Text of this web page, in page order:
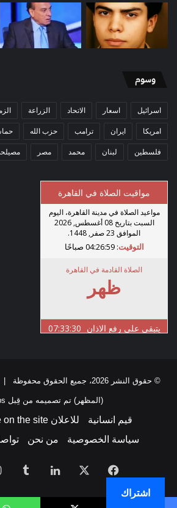
وسوم
اسرائيل اسعار الاتحاد الزراعة
امريكا ايران ترامب حزب الله
فلسطين لبنان محمد مصر
© حقوق النشر 2026، جميع الحقوق محفوظة |
(المظهر) تم تصميمه من قِبل TieLabs
قيم انسانية
للاعلان To advertise on the site
سياسة الخصوصية
من نحن
فيسبوك لينكدإن
اشتراك